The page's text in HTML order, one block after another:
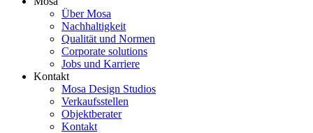
Über Mosa
Nachhaltigkeit
Qualität und Normen
Corporate solutions
Jobs und Karriere
Kontakt
Mosa Design Studios
Verkaufsstellen
Objektberater
Kontakt